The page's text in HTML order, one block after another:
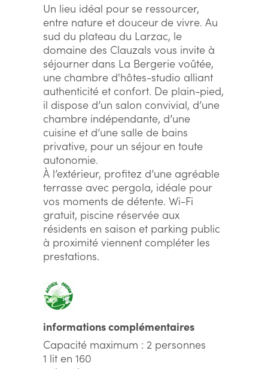
Un lieu idéal pour se ressourcer,
entre nature et douceur de vivre. Au
sud du plateau du Larzac, le
domaine des Clauzals vous invite à
séjourner dans La Bergerie voûtée,
une chambre d'hôtes-studio alliant
authenticité et confort. De plain-pied,
il dispose d’un salon convivial, d’une
chambre indépendante, d’une
cuisine et d’une salle de bains
privative, pour un séjour en toute
autonomie.
À l’extérieur, profitez d’une agréable
terrasse avec pergola, idéale pour
vos moments de détente. Wi-Fi
gratuit, piscine réservée aux
résidents en saison et parking public
à proximité viennent compléter les
prestations.
informations complémentaires
Capacité maximum : 2 personnes
1 lit en 160